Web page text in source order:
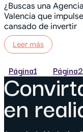
¿Buscas una
Valencia que
cansado de invertir
Leer más
Página1 Página2
en